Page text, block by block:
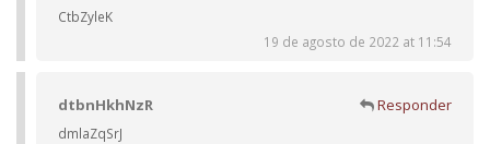
CtbZyleK
19 de agosto de 2022 at 11:54
dtbnHkhNzR Responder
dmlaZqSrJ